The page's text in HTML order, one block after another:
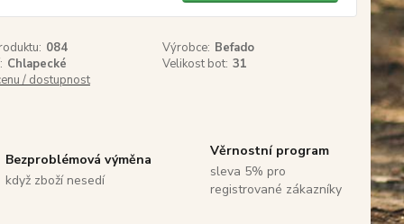
084 Výrobce: Befado
Chlapecké Velikost bot: 31
/ dostupnost
Bezproblémová výměna
když zboží nesedí
Věrnostní program
sleva 5% pro
registrované zákazníky